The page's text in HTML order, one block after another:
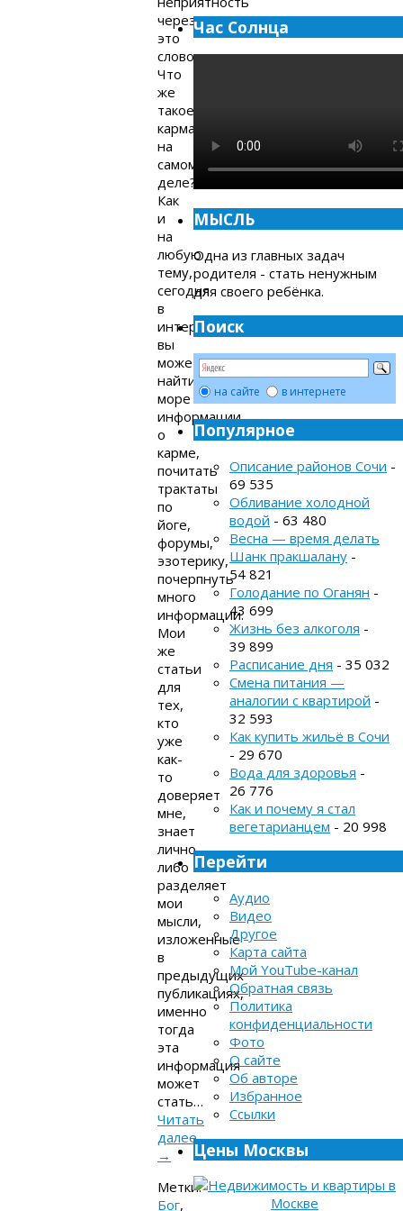
через
это
слово.
Что
же
такое
карма
на
самом
деле?
Как
и
на
любую
тему,
сегодня
в
интернете
вы
можете
найти
море
информации
о
карме,
почитать
трактаты
по
йоге,
форумы,
эзотерику,
почерпнуть
много
информации.
Мои
же
статьи
для
тех,
кто
уже
как-
то
доверяет
мне,
знает
лично,
либо
разделяет
мои
мысли,
изложенные
в
предыдущих
публикациях,
именно
тогда
эта
информация
может
стать…
Читать
далее
→
Метки:
Бог,
Час Солнца
МЫСЛЬ
Одна из главных задач
родителя - стать ненужным
для своего ребёнка.
Поиск
на сайте в интернете
Популярное
Описание районов Сочи -
69 535
Обливание холодной
водой - 63 480
Весна — время делать
Шанк пракшалану -
54 821
Голодание по Оганян -
43 699
Жизнь без алкоголя -
39 899
Расписание дня - 35 032
Смена питания —
аналогии с квартирой -
32 593
Как купить жильё в Сочи
- 29 670
Вода для здоровья -
26 776
Как и почему я стал
вегетарианцем - 20 998
Перейти
Аудио
Видео
Другое
Карта сайта
Мой YouTube-канал
Обратная связь
Политика
конфиденциальности
Фото
О сайте
Об авторе
Избранное
Ссылки
Цены Москвы